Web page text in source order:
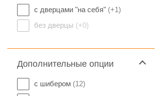
с дверцами "на себя" (+1)
без дверцы (+0)
Дополнительные опции
с шибером (12)